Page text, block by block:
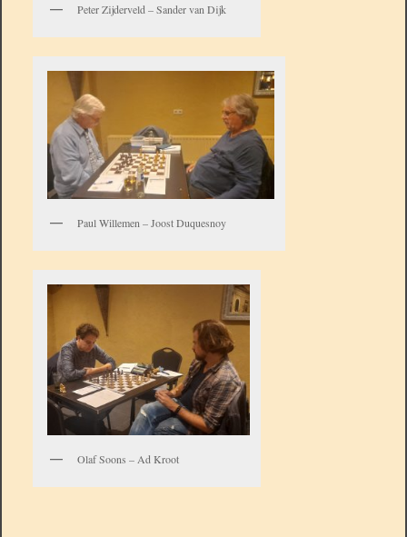
Peter Zijderveld – Sander van Dijk
Paul Willemen – Joost Duquesnoy
Olaf Soons – Ad Kroot